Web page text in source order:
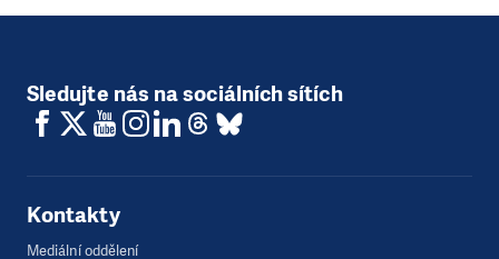
Sledujte nás na sociálních sítích
Kontakty
Mediální oddělení